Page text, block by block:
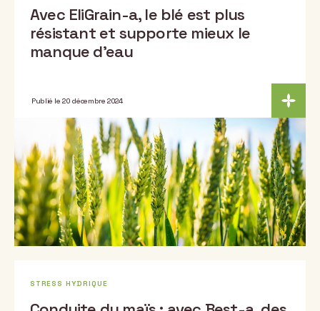
Avec EliGrain-a, le blé est plus
résistant et supporte mieux le
manque d’eau
Publié le 20 décembre 2024
STRESS HYDRIQUE